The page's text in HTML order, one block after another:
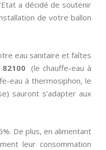
a décidé de soutenir
de votre ballon
eau sanitaire et faîtes
(le chauffe-eau à
eau à thermosiphon, le
sauront s’adapter aux
De plus, en alimentant
leur consommation